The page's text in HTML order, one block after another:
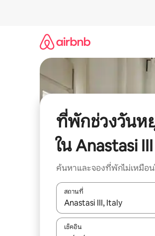
ที่พักช่วงวัน
ใน Anastasi III
ค้นหาและจองที่พักไม่เหมือน
สถานที่
ใช้ลูกศรขึ้นลง หรือใช้การสัมผั
เช็คอิน